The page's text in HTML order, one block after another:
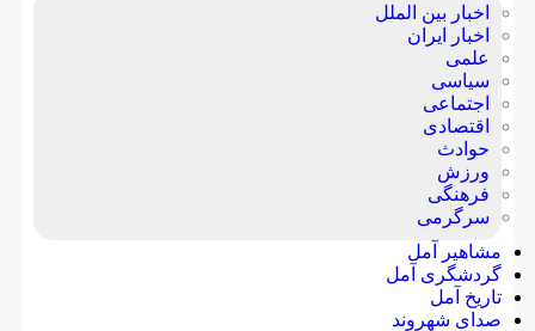
اخبار بین الملل
اخبار ایران
علمی
سیاسی
اجتماعی
اقتصادی
حوادث
ورزش
فرهنگی
سرگرمی
مشاهیر آمل
گردشگری آمل
تاریخ آمل
صدای شهروند